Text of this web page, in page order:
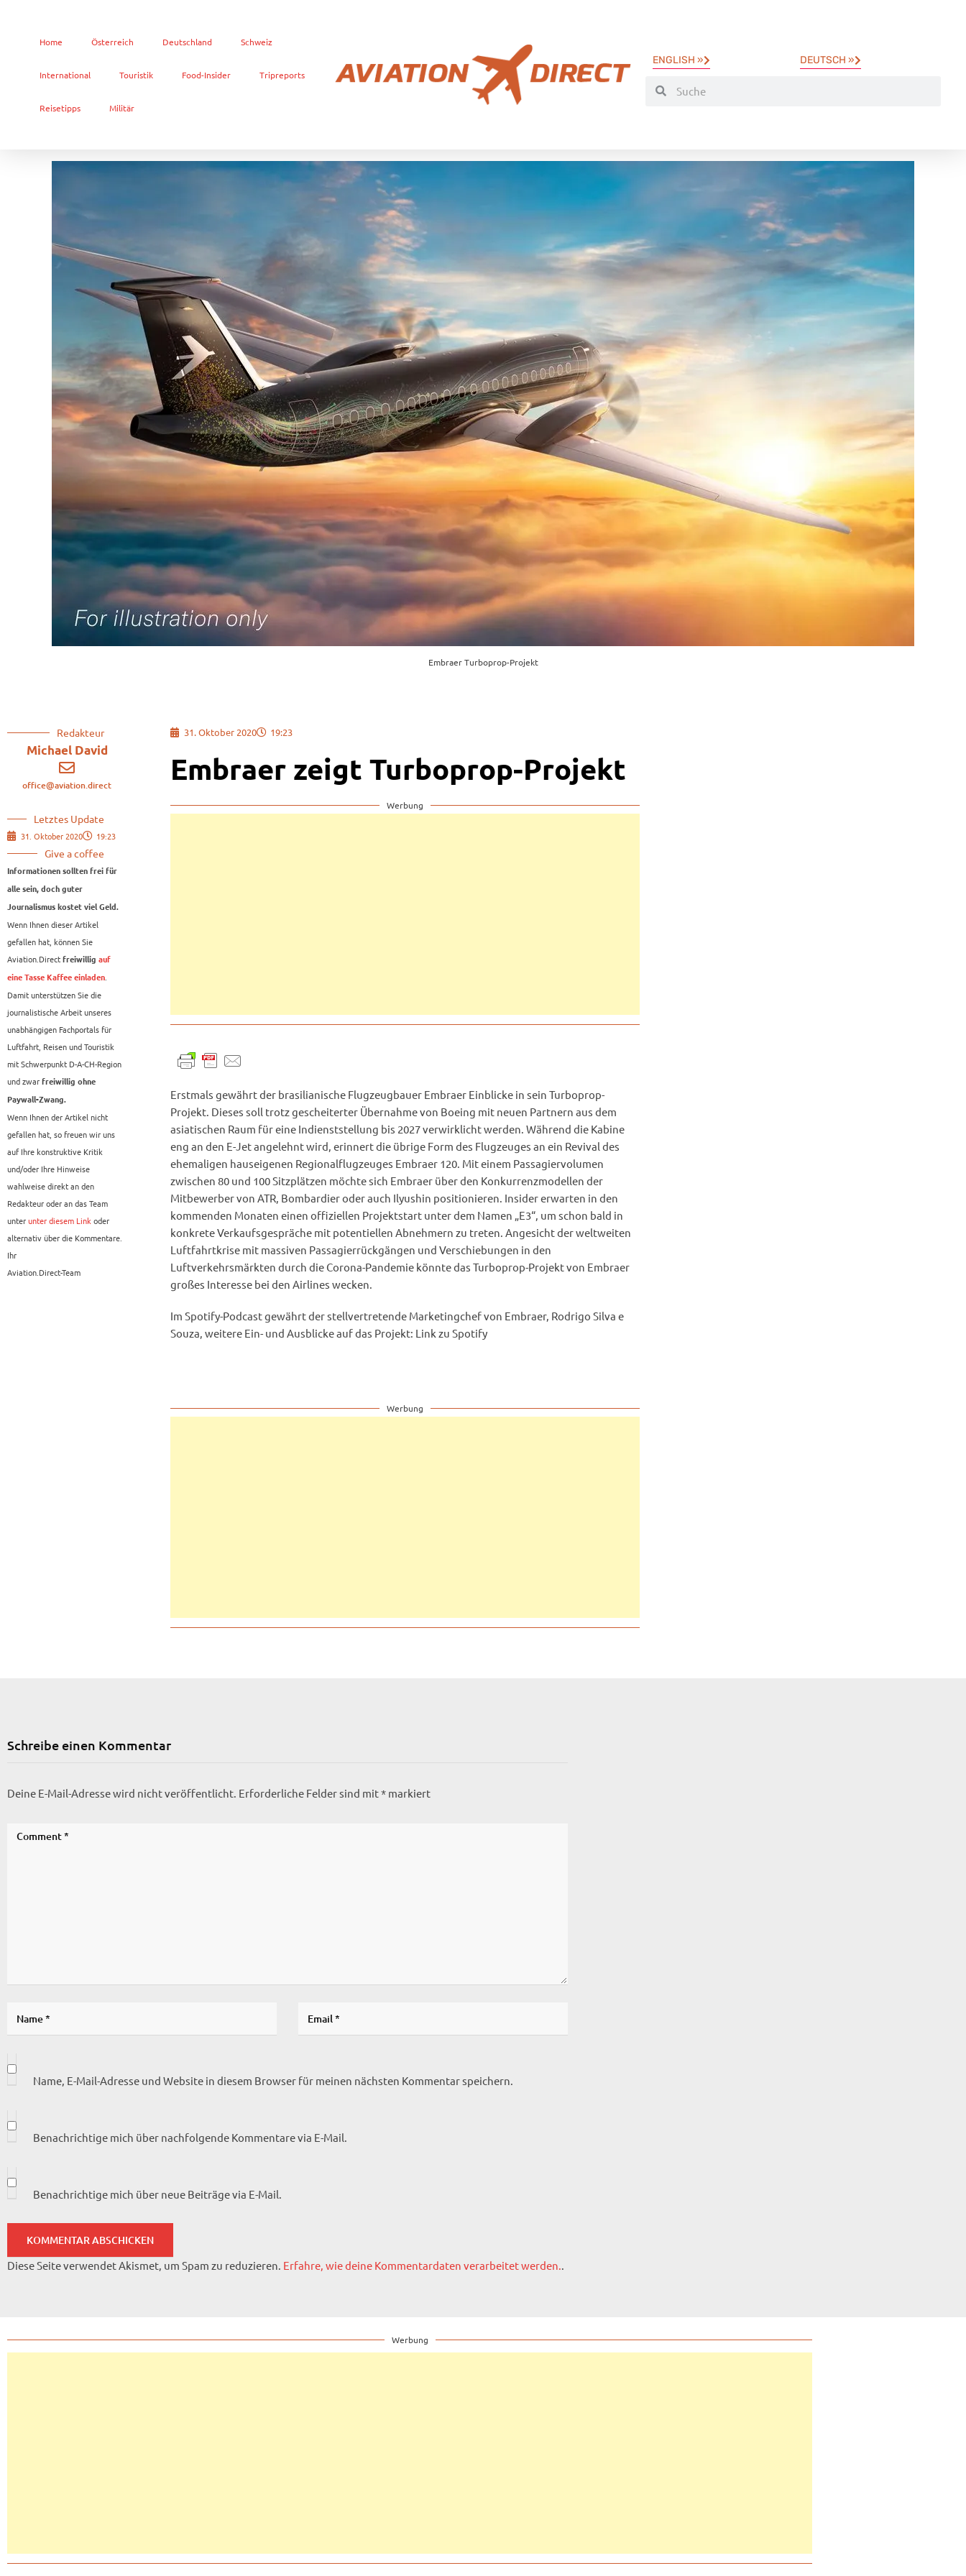
Home Österreich Deutschland Schweiz
International Touristik Food-Insider Tripreports
Reisetipps Militär
ENGLISH » DEUTSCH »
Embraer Turboprop-Projekt
Redakteur
Michael David
office@aviation.direct
Letztes Update
31. Oktober 2020 19:23
Give a coffee
Informationen sollten frei für
alle sein, doch guter
Journalismus kostet viel Geld.
Wenn Ihnen dieser Artikel
gefallen hat, können Sie
Aviation.Direct freiwillig auf
eine Tasse Kaffee einladen.
Damit unterstützen Sie die
journalistische Arbeit unseres
unabhängigen Fachportals für
Luftfahrt, Reisen und Touristik
mit Schwerpunkt D-A-CH-Region
und zwar freiwillig ohne
Paywall-Zwang.
Wenn Ihnen der Artikel nicht
gefallen hat, so freuen wir uns
auf Ihre konstruktive Kritik
und/oder Ihre Hinweise
wahlweise direkt an den
Redakteur oder an das Team
unterunter diesem Linkoder
alternativ über die Kommentare.
Ihr
Aviation.Direct-Team
31. Oktober 2020 19:23
Embraer zeigt Turboprop-Projekt
Werbung
Erstmals gewährt der brasilianische Flugzeugbauer Embraer Einblicke in sein Turboprop-
Projekt. Dieses soll trotz gescheiterter Übernahme von Boeing mit neuen Partnern aus dem
asiatischen Raum für eine Indienststellung bis 2027 verwirklicht werden. Während die Kabine
eng an den E-Jet angelehnt wird, erinnert die übrige Form des Flugzeuges an ein Revival des
ehemaligen hauseigenen Regionalflugzeuges Embraer 120. Mit einem Passagiervolumen
zwischen 80 und 100 Sitzplätzen möchte sich Embraer über den Konkurrenzmodellen der
Mitbewerber von ATR, Bombardier oder auch Ilyushin positionieren. Insider erwarten in den
kommenden Monaten einen offiziellen Projektstart unter dem Namen „E3“, um schon bald in
konkrete Verkaufsgespräche mit potentiellen Abnehmern zu treten. Angesicht der weltweiten
Luftfahrtkrise mit massiven Passagierrückgängen und Verschiebungen in den
Luftverkehrsmärkten durch die Corona-Pandemie könnte das Turboprop-Projekt von Embraer
großes Interesse bei den Airlines wecken.
Im Spotify-Podcast gewährt der stellvertretende Marketingchef von Embraer, Rodrigo Silva e
Souza, weitere Ein- und Ausblicke auf das Projekt: Link zu Spotify
Werbung
Schreibe einen Kommentar
Deine E-Mail-Adresse wird nicht veröffentlicht. Erforderliche Felder sind mit* markiert
Name, E-Mail-Adresse und Website in diesem Browser für meinen nächsten Kommentar speichern.
Benachrichtige mich über nachfolgende Kommentare via E-Mail.
Benachrichtige mich über neue Beiträge via E-Mail.
Diese Seite verwendet Akismet, um Spam zu reduzieren. Erfahre, wie deine Kommentardaten verarbeitet werden..
Werbung